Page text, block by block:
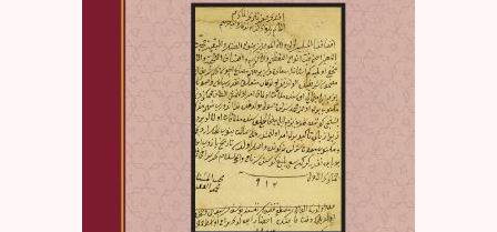
Osmanlı Tarihi
Create Account